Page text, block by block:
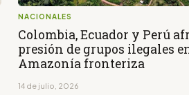
NACIONALES
Colombia, Ecuador y Perú
presión de grupos ilegales
Amazonía fronteriza
14 de julio, 2026